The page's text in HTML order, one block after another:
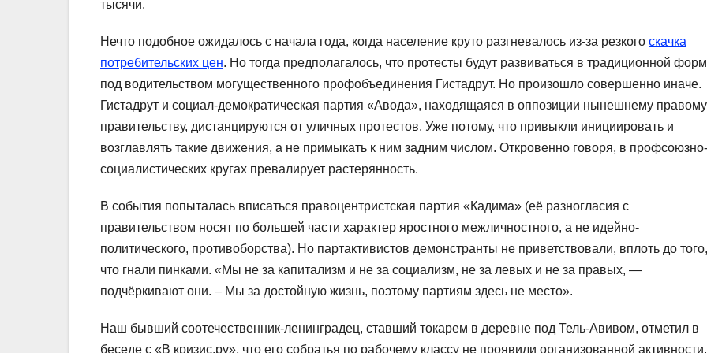
тысячи.
Нечто подобное ожидалось с начала года, когда население круто разгневалось из-за резкого скачка
потребительских цен. Но тогда предполагалось, что протесты будут развиваться в традиционной
под водительством могущественного профобъединения Гистадрут. Но произошло совершенно иначе.
Гистадрут и социал-демократическая партия «Авода», находящаяся в оппозиции нынешнему правому
правительству, дистанцируются от уличных протестов. Уже потому, что привыкли инициировать и
возглавлять такие движения, а не примыкать к ним задним числом. Откровенно говоря, в профсоюзно-
социалистических кругах превалирует растерянность.
В события попыталась вписаться правоцентристская партия «Кадима» (её разногласия с
правительством носят по большей части характер яростного межличностного, а не идейно-
политического, противоборства). Но партактивистов демонстранты не приветствовали, вплоть до того,
что гнали пинками. «Мы не за капитализм и не за социализм, не за левых и не за правых, —
подчёркивают они. – Мы за достойную жизнь, поэтому партиям здесь не место».
Наш бывший соотечественник-ленинградец, ставший токарем в деревне под Тель-Авивом, отметил в
беседе с «В кризис.ру», что его собратья по рабочему классу не проявили организованной активности.